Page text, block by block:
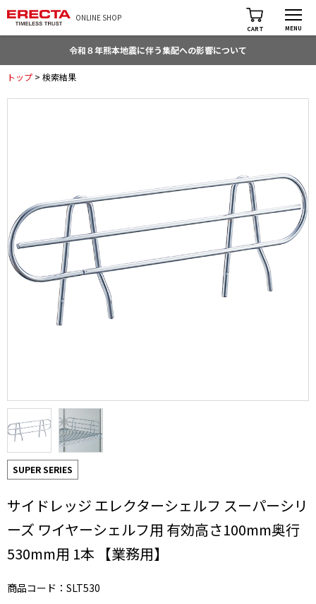
ONLINE SHOP
CART MENU
令和８年熊本地震に伴う集配への影響について
トップ > 検索結果
SUPER SERIES
サイドレッジ エレクターシェルフ スーパーシリ
ーズ ワイヤーシェルフ用 有効高さ100mm奥行
530mm用 1本 【業務用】
商品コード：SLT530